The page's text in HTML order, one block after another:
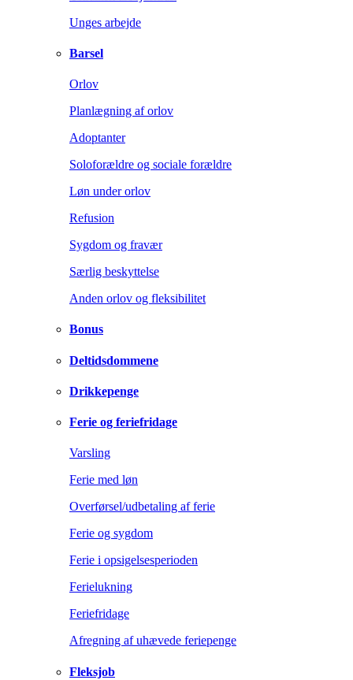
Unges arbejde
Barsel
Orlov
Planlægning af orlov
Adoptanter
Soloforældre og sociale forældre
Løn under orlov
Refusion
Sygdom og fravær
Særlig beskyttelse
Anden orlov og fleksibilitet
Bonus
Deltidsdommene
Drikkepenge
Ferie og feriefridage
Varsling
Ferie med løn
Overførsel/udbetaling af ferie
Ferie og sygdom
Ferie i opsigelsesperioden
Ferielukning
Feriefridage
Afregning af uhævede feriepenge
Fleksjob